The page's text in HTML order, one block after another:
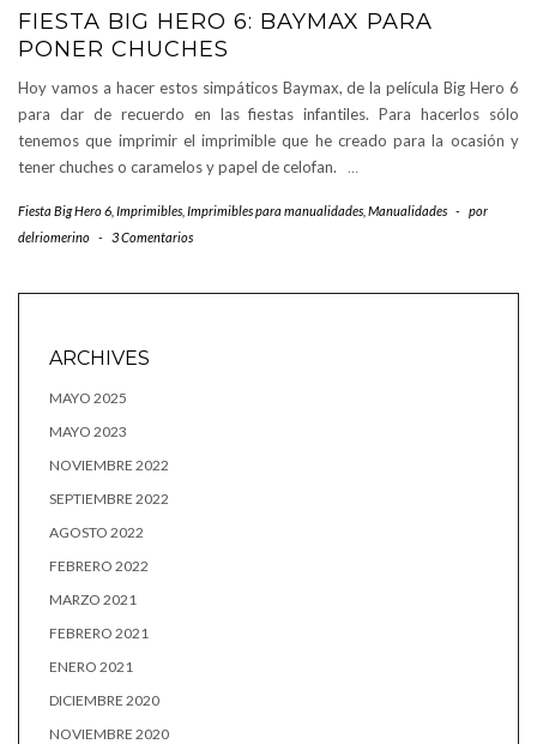
FIESTA BIG HERO 6: BAYMAX PARA
PONER CHUCHES
Hoy vamos a hacer estos simpáticos Baymax, de la película Big Hero 6
para dar de recuerdo en las fiestas infantiles. Para hacerlos sólo
tenemos que imprimir el imprimible que he creado para la ocasión y
tener chuches o caramelos y papel de celofan. …
Fiesta Big Hero 6 Imprimibles Imprimibles para manualidades Manualidades -
por
delriomerino - 3 Comentarios
ARCHIVES
MAYO 2025
MAYO 2023
NOVIEMBRE 2022
SEPTIEMBRE 2022
AGOSTO 2022
FEBRERO 2022
MARZO 2021
FEBRERO 2021
ENERO 2021
DICIEMBRE 2020
NOVIEMBRE 2020